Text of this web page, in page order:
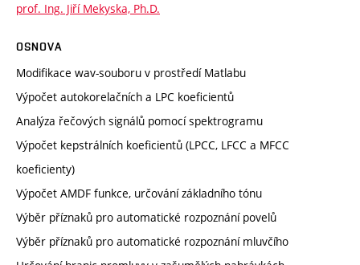
prof. Ing. Jiří Mekyska, Ph.D.
OSNOVA
Modifikace wav-souboru v prostředí Matlabu
Výpočet autokorelačních a LPC koeficientů
Analýza řečových signálů pomocí spektrogramu
Výpočet kepstrálních koeficientů (LPCC, LFCC a MFCC
koeficienty)
Výpočet AMDF funkce, určování základního tónu
Výběr příznaků pro automatické rozpoznání povelů
Výběr příznaků pro automatické rozpoznání mluvčího